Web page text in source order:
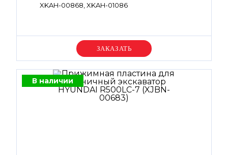
XKAH-00868, XKAH-01086
Уточняйте цену
В наличии